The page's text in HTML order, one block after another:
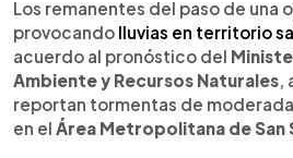
Escuchar artículo
Los remanentes del paso de una
provocando lluvias en territorio
acuerdo al pronóstico del
Ambiente y Recursos Naturales
reportan tormentas de
en el Área Metropolitana de San